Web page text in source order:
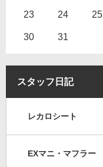
23 24 25
30 31
スタッフ日記
レカロシート
EXマニ・マフラー